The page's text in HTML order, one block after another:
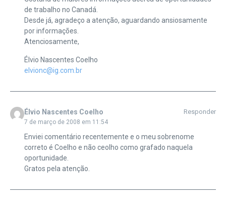
de trabalho no Canadá.
Desde já, agradeço a atenção, aguardando ansiosamente
por informações.
Atenciosamente,
Élvio Nascentes Coelho
elvionc@ig.com.br
Élvio Nascentes Coelho
7 de março de 2008 em 11:54
Responder
Enviei comentário recentemente e o meu sobrenome
correto é Coelho e não ceolho como grafado naquela
oportunidade.
Gratos pela atenção.